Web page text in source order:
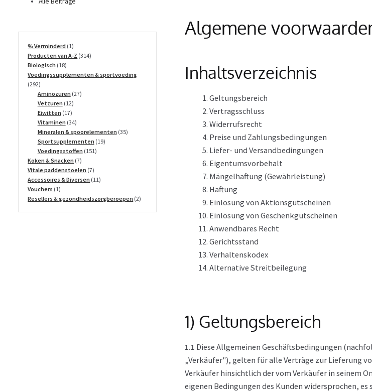
Algemene
Inhaltsverzeichnis
Geltungsbereich
Vertragsschluss
Widerrufsrecht
Preise und Zahlungsbedingungen
Liefer- und Versandbedingungen
Eigentumsvorbehalt
Mängelhaftung (Gewährleistung)
Haftung
Einlösung von Aktionsgutscheinen
Einlösung von Geschenkgutscheinen
Anwendbares Recht
Gerichtsstand
Verhaltenskodex
Alternative Streitbeilegung
1) Geltungsbereich
1.1 Diese Allgemeinen Geschäftsbedingungen
„Verkäufer"), gelten für alle Verträge zur Lieferung
Verkäufer hinsichtlich der vom Verkäufer in seinem
eigenen Bedingungen des Kunden widersprochen,
% Verminderd 11
product
Producten van A-Z 314314
Biologisch 1818
producten
Voedingssupplementen & sportvoeding
292292
producten
Aminozuren 2727
Vetzuren 1212
producten
Eiwitten 1717
producten
Vitaminen 3434
producten
Mineralen & spoorelementen 3535
Sportsupplementen 1919
Voedingsstoffen 151151
Koken & Snacken 77
producten
Vitale paddenstoelen 77
producten
Accessoires & Diversen 1111
Vouchers 11
product
Resellers & gezondheidszorgberoepen 22